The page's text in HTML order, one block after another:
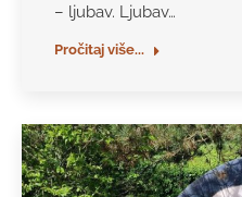
– ljubav. Ljubav…
Pročitaj više...